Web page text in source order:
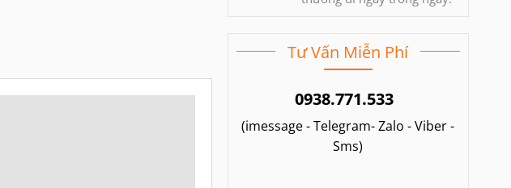
Tư Vấn Miễn Phí
0938.771.533
(imessage - Telegram- Zalo - Viber -
Sms)